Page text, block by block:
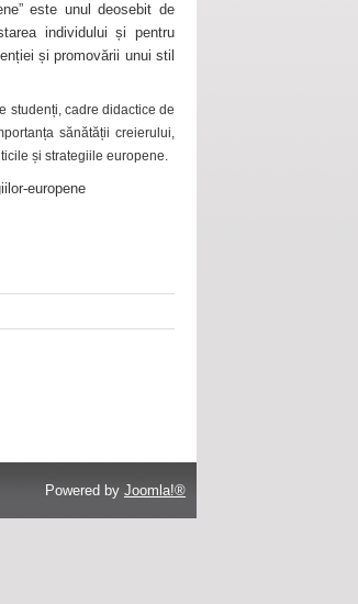
este unul deosebit de
individului și pentru
și promovării unui stil
studenți, cadre didactice de
sănătății creierului,
și strategiile europene.
europene
Powered by Joomla!®